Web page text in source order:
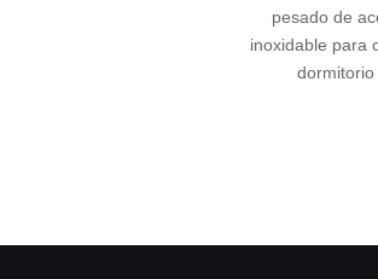
pesado de acero
inoxidable para casa o
dormitorio